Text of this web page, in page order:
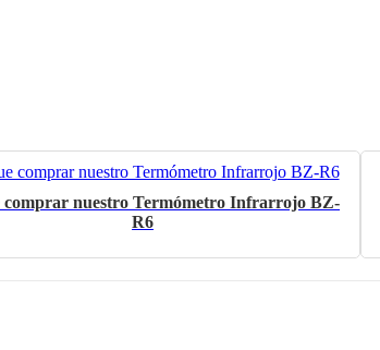
comprar nuestro Termómetro Infrarrojo BZ-
R6